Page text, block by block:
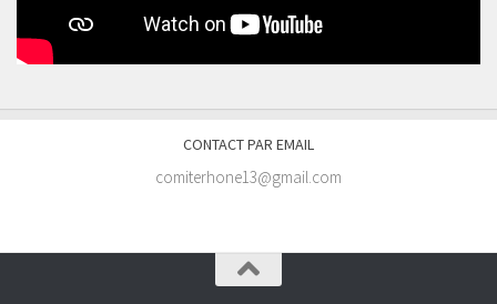
CONTACT PAR EMAIL
comiterhone13@gmail.com